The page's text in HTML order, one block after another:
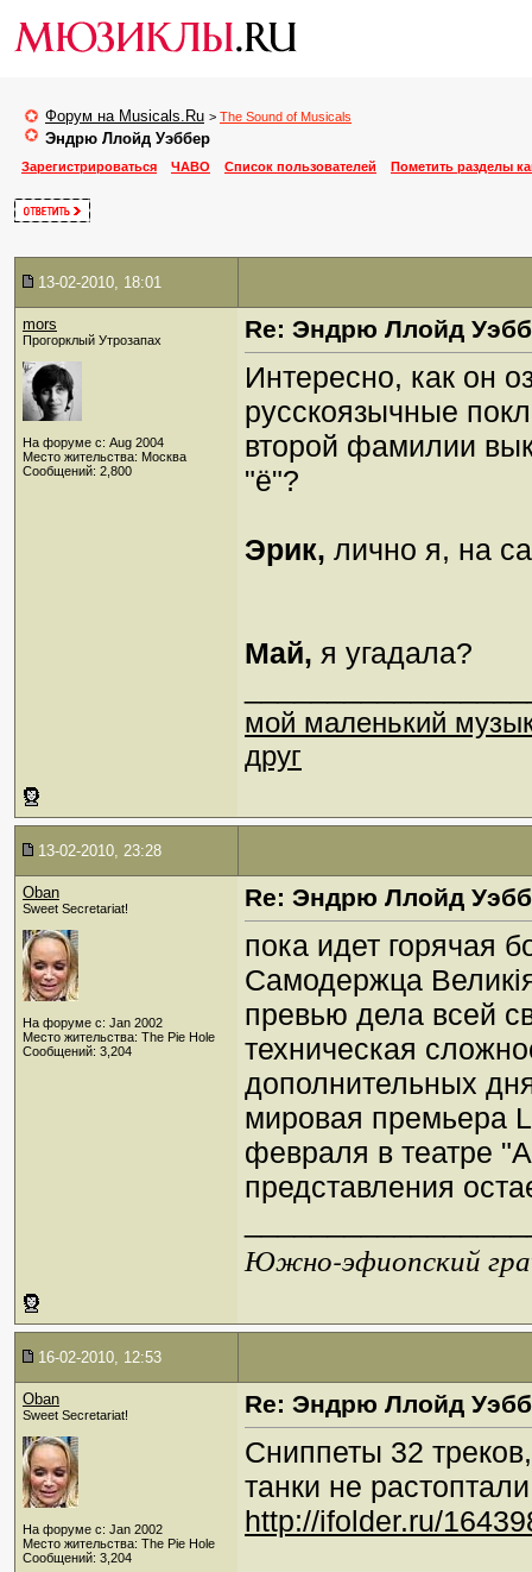
Форум на Musicals.Ru > The Sound of Musicals
Эндрю Ллойд Уэббер
Зарегистрироваться ЧАВО Список пользователей Пометить разделы
13-02-2010, 18:01
mors
Прогорклый Утрозапах
На форуме с: Aug 2004
Место жительства: Москва
Сообщений: 2,800
Re: Эндрю Ллойд
Интересно, как он
русскоязычные
второй фамилии
"ё"?
Эрик, лично я, на
Май, я угадала?
мой маленький
друг
13-02-2010, 23:28
Oban
Sweet Secretariat!
На форуме с: Jan 2002
Место жительства: The Pie Hole
Сообщений: 3,204
Re: Эндрю Ллойд
пока идет горячая
Самодержца
превью дела всей
техническая
дополнительных
мировая премьера
февраля в театре
представления
Южно-эфиопский
16-02-2010, 12:53
Oban
Sweet Secretariat!
На форуме с: Jan 2002
Место жительства: The Pie Hole
Сообщений: 3,204
Re: Эндрю Ллойд
Сниппеты 32
танки не
http://ifolder.ru/